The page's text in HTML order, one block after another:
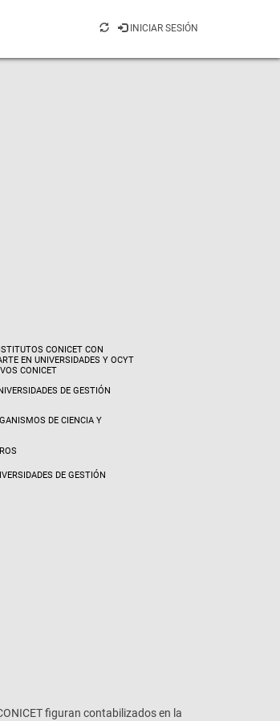
INICIAR SESIÓN
CONICET CON
EN UNIVERSIDADES Y OCYT
CONICET
DE GESTIÓN
DE CIENCIA Y
DE GESTIÓN
figuran contabilizados en la